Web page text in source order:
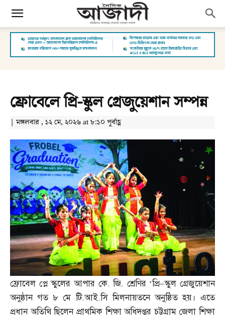
ফ্রোবেলে প্রি-স্কুল গ্রেজুয়েশান সম্পন্ন
| মঙ্গলবার , ১২ মে, ২০২৬ at ৮:১০ পূর্বাহ্ণ
ফ্রোবেল প্লে স্কুলের আপার কে.জি. শ্রেণির ‘প্রি–স্কুল গ্রেজুয়েশান
অনুষ্ঠান গত ৮ মে টি.আই.সি মিলনায়তনে অনুষ্ঠিত হয়। এতে
প্রধান অতিথি ছিলেন প্রাথমিক শিক্ষা অধিদপ্তর চট্টগ্রাম জেলা শিক্ষা